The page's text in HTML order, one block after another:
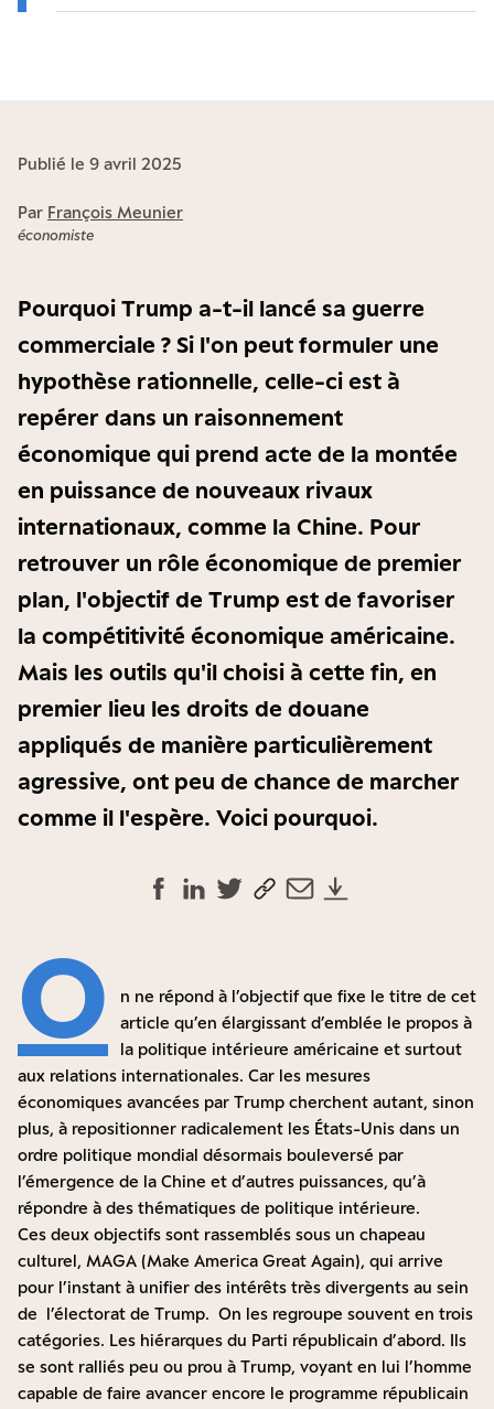
Publié le 9 avril 2025
Par François Meunier
économiste
Pourquoi Trump a-t-il lancé sa guerre
commerciale ? Si l'on peut formuler une
hypothèse rationnelle, celle-ci est à
repérer dans un raisonnement
économique qui prend acte de la montée
en puissance de nouveaux rivaux
internationaux, comme la Chine. Pour
retrouver un rôle économique de premier
plan, l'objectif de Trump est de favoriser
la compétitivité économique américaine.
Mais les outils qu'il choisi à cette fin, en
premier lieu les droits de douane
appliqués de manière particulièrement
agressive, ont peu de chance de marcher
comme il l'espère. Voici pourquoi.
O
n ne répond à l’objectif que fixe le titre de cet
article qu’en élargissant d’emblée le propos à
la politique intérieure américaine et surtout
aux relations internationales. Car les mesures
économiques avancées par Trump cherchent autant, sinon
plus, à repositionner radicalement les États-Unis dans un
ordre politique mondial désormais bouleversé par
l’émergence de la Chine et d’autres puissances, qu’à
répondre à des thématiques de politique intérieure.
Ces deux objectifs sont rassemblés sous un chapeau
culturel, MAGA (Make America Great Again), qui arrive
pour l’instant à unifier des intérêts très divergents au sein
de l’électorat de Trump. On les regroupe souvent en trois
catégories. Les hiérarques du Parti républicain d’abord. Ils
se sont ralliés peu ou prou à Trump, voyant en lui l’homme
capable de faire avancer encore le programme républicain